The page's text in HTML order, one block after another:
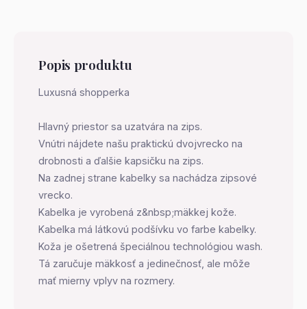
Popis produktu
Luxusná shopperka
Hlavný priestor sa uzatvára na zips.
Vnútri nájdete našu praktickú dvojvrecko na
drobnosti a ďalšie kapsičku na zips.
Na zadnej strane kabelky sa nachádza zipsové
vrecko.
Kabelka je vyrobená z&nbsp;mäkkej kože.
Kabelka má látkovú podšívku vo farbe kabelky.
Koža je ošetrená špeciálnou technológiou wash.
Tá zaručuje mäkkosť a jedinečnosť, ale môže
mať mierny vplyv na rozmery.